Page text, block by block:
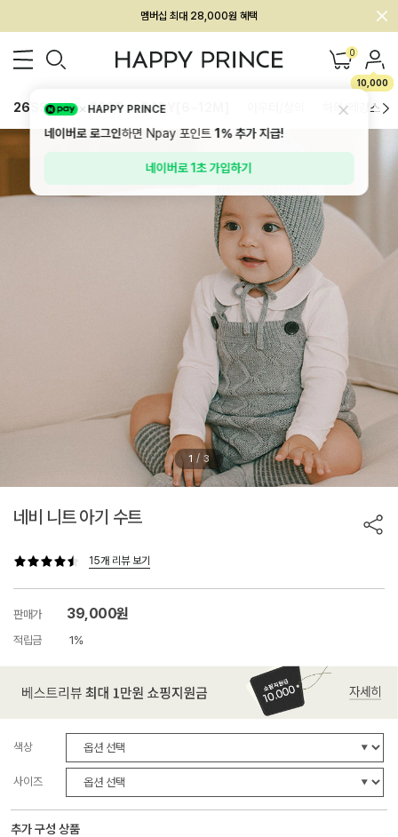
멤버십 최대 28,000원 혜택
0
10,000
26SS 신상 BEST BABY[6~12M] 하의/레깅스
1 / 3
네비 니트 아기 수트
15개 리뷰 보기
판매가 39,000원
적립금 1%
색상
사이즈
추가 구성 상품
HAPPY PRINCE
네이버로 로그인하면 Npay 포인트1%추가 지급!
네이버로 1초 가입하기